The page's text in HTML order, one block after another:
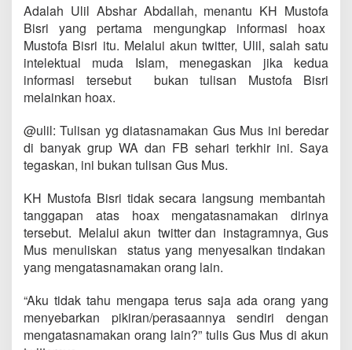
Adalah Ulil Abshar Abdallah, menantu KH Mustofa
Bisri yang pertama mengungkap informasi hoax
Mustofa Bisri itu. Melalui akun twitter, Ulil, salah satu
intelektual muda Islam, menegaskan jika kedua
informasi tersebut bukan tulisan Mustofa Bisri
melainkan hoax.
@ulil: Tulisan yg diatasnamakan Gus Mus ini beredar
di banyak grup WA dan FB sehari terkhir ini. Saya
tegaskan, ini bukan tulisan Gus Mus.
KH Mustofa Bisri tidak secara langsung membantah
tanggapan atas hoax mengatasnamakan dirinya
tersebut. Melalui akun twitter dan instagramnya, Gus
Mus menuliskan status yang menyesalkan tindakan
yang mengatasnamakan orang lain.
“Aku tidak tahu mengapa terus saja ada orang yang
menyebarkan pikiran/perasaannya sendiri dengan
mengatasnamakan orang lain?” tulis Gus Mus di akun